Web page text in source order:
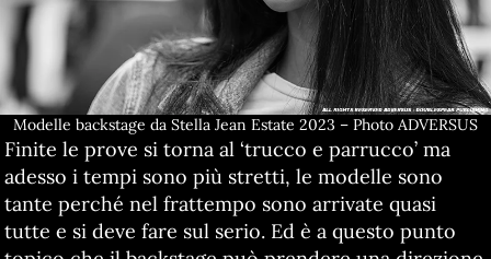
Modelle backstage da Stella Jean Estate 2023 – Photo ADVERSUS
Finite le prove si torna al ‘trucco e parrucco’ ma
adesso i tempi sono più stretti, le modelle sono
tante perché nel frattempo sono arrivate quasi
tutte e si deve fare sul serio. Ed è a questo punto